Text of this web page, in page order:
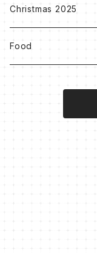
Others
Christmas 2025
Food